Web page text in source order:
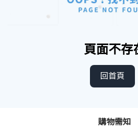
頁面不存
回首頁
購物需知